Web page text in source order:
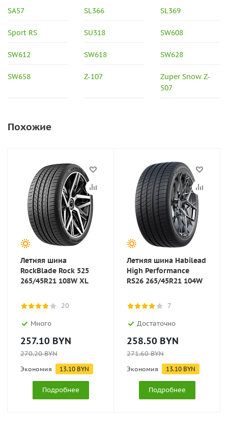
SA57 SL366 SL369
Sport RS SU318 SW608
SW612 SW618 SW628
SW658 Z-107
Zuper Snow Z-
507
Похожие
Летняя шина
RockBlade Rock 525
265/45R21 108W XL
20
Много
257.10 BYN
270.20BYN
Экономия 13.10 BYN
Подробнее
Летняя шина Habilead
High Performance
RS26 265/45R21 104W
7
Достаточно
258.50 BYN
271.60BYN
Экономия 13.10 BYN
Подробнее